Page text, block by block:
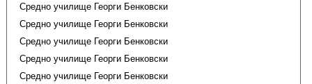
Средно училище Георги Бенковски
Средно училище Георги Бенковски
Средно училище Георги Бенковски
Средно училище Георги Бенковски
Средно училище Георги Бенковски